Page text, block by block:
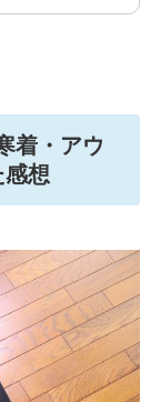
着・アウ
想